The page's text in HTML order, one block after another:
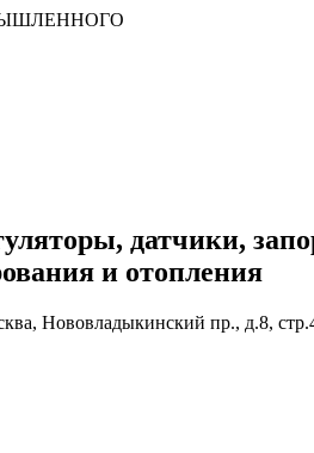
датчики,
и отопления
Нововладыкинский пр., д.8,